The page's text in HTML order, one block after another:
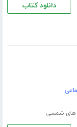
دانلود کتاب
های شمسی